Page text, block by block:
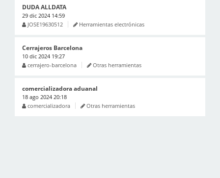
DUDA ALLDATA
29 dic 2024 14:59
JOSE19630512
Herramientas electrónicas
Cerrajeros Barcelona
10 dic 2024 19:27
cerrajero-barcelona
Otras herramientas
comercializadora aduanal
18 ago 2024 20:18
comercializadora
Otras herramientas